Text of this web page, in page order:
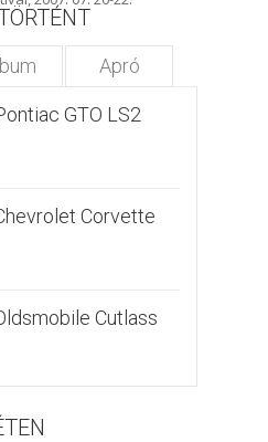
Apró
GTO LS2
Corvette
Cutlass